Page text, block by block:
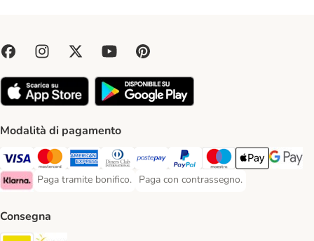
Modalità di pagamento
Paga con Visa. Payment Method
Paga con Mastercard. Payment Method
Paga con American Express. Payment Method
Paga con Diners Club. Payment Method
Paga con Postepay. Payment Method
Paga con PayPal. Payment
Paga con Maestro.
Apple PayGoogle
Klarna Payment Method
Paga tramite bonifico.
Paga tramite bonifico. Payment Method
Paga con contrassegno.
Paga con contrassegno. Payment
Consegna